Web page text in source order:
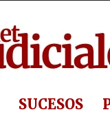
SUCESOS